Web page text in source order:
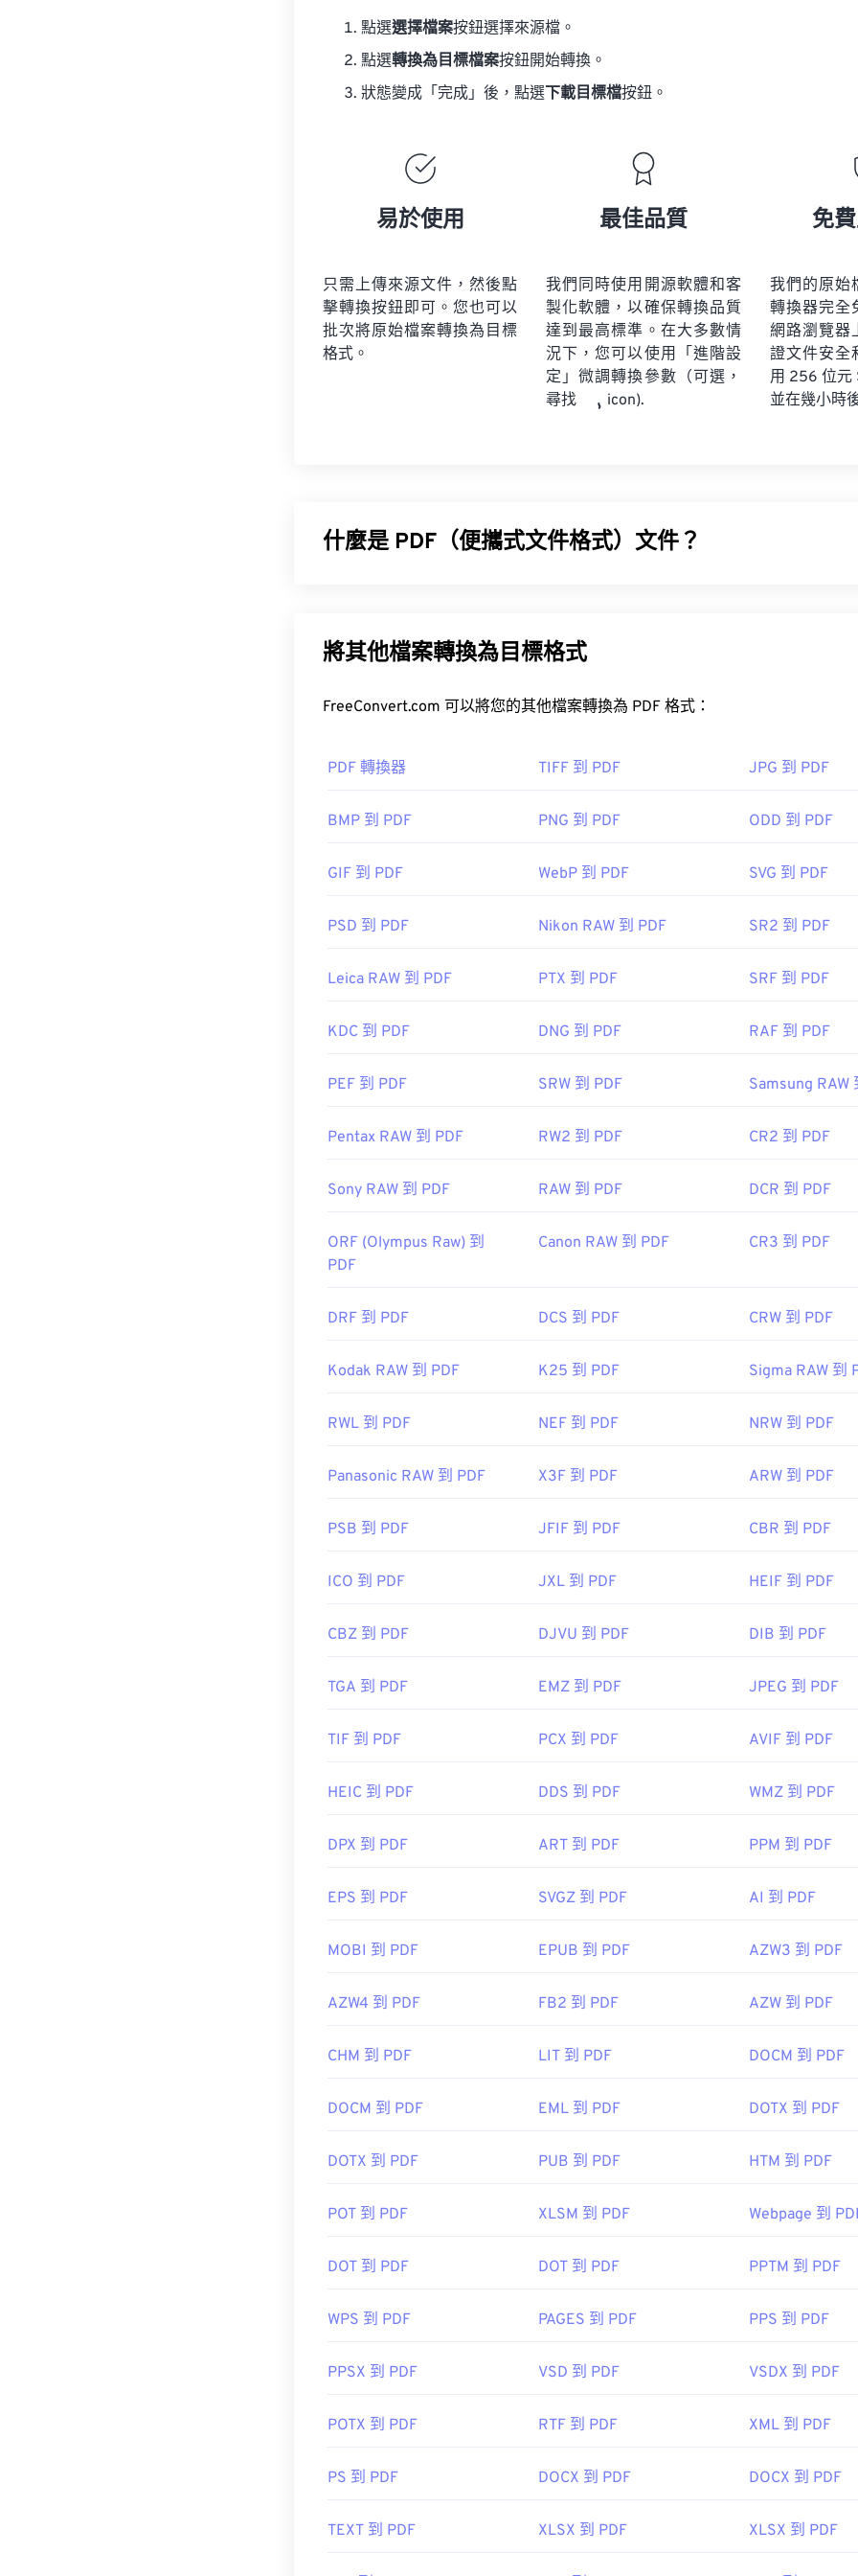
點選選擇檔案按鈕選擇來源檔。
點選轉換為目標檔案按鈕開始轉換。
狀態變成「完成」後，點選 下載目標檔按鈕。
易於使用
只需上傳來源文件，然後點
擊轉換按鈕即可。您也可以
批次將原始檔案轉換為目標
格式。
最佳品質
我們同時使用開源軟體和客
製化軟體，以確保轉換品質
達到最高標準。在大多數情
況下，您可以使用「進階設
定」微調轉換參數（可選，
尋找
icon).
免
我們的原始
轉換器完全
網路瀏覽器
證文件安全
用 256 位元
並在幾小時
什麼是 PDF（便攜式文件格式）文件？
何裝置或作業系統上看起來都完全一樣。
如何開啟 PDF 檔案？
大多數人在需要開啟 PDF 檔案時會直接使用 Adobe Acrobat Reader 。 Adobe
大多數網頁瀏覽器，如 Chrome 和 Firefox，都能直接開啟 PDF 檔案。你可能
更高級的功能，我強烈推薦
SumatraPDF或 MuPDF
開發者： ISO
實用連結：
https://en.wikipedia.org/wiki/Portable_Document_Format
將其他檔案轉換為目標格式
FreeConvert.com 可以將您的其他檔案轉換為 PDF 格式：
PDF 轉換器 TIFF 到 PDF JPG 到 PDF
BMP 到 PDF PNG 到 PDF ODD 到 PDF
GIF 到 PDF WebP 到 PDF SVG 到 PDF
PSD 到 PDF Nikon RAW 到 PDF SR2 到 PDF
Leica RAW 到 PDF PTX 到 PDF SRF 到 PDF
KDC 到 PDF DNG 到 PDF RAF 到 PDF
PEF 到 PDF SRW 到 PDF Samsung RAW
Pentax RAW 到 PDF RW2 到 PDF CR2 到 PDF
Sony RAW 到 PDF RAW 到 PDF DCR 到 PDF
ORF (Olympus Raw) 到
PDF
Canon RAW 到 PDF CR3 到 PDF
DRF 到 PDF DCS 到 PDF CRW 到 PDF
Kodak RAW 到 PDF K25 到 PDF Sigma RAW 到
RWL 到 PDF NEF 到 PDF NRW 到 PDF
Panasonic RAW 到 PDF X3F 到 PDF ARW 到 PDF
PSB 到 PDF JFIF 到 PDF CBR 到 PDF
ICO 到 PDF JXL 到 PDF HEIF 到 PDF
CBZ 到 PDF DJVU 到 PDF DIB 到 PDF
TGA 到 PDF EMZ 到 PDF JPEG 到 PDF
TIF 到 PDF PCX 到 PDF AVIF 到 PDF
HEIC 到 PDF DDS 到 PDF WMZ 到 PDF
DPX 到 PDF ART 到 PDF PPM 到 PDF
EPS 到 PDF SVGZ 到 PDF AI 到 PDF
MOBI 到 PDF EPUB 到 PDF AZW3 到 PDF
AZW4 到 PDF FB2 到 PDF AZW 到 PDF
CHM 到 PDF LIT 到 PDF DOCM 到 PDF
DOCM 到 PDF EML 到 PDF DOTX 到 PDF
DOTX 到 PDF PUB 到 PDF HTM 到 PDF
POT 到 PDF XLSM 到 PDF Webpage 到
DOT 到 PDF DOT 到 PDF PPTM 到 PDF
WPS 到 PDF PAGES 到 PDF PPS 到 PDF
PPSX 到 PDF VSD 到 PDF VSDX 到 PDF
POTX 到 PDF RTF 到 PDF XML 到 PDF
PS 到 PDF DOCX 到 PDF DOCX 到 PDF
TEXT 到 PDF XLSX 到 PDF XLSX 到 PDF